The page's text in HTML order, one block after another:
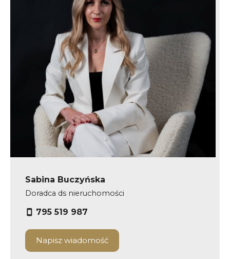
Sabina Buczyńska
Doradca ds nieruchomości
795 519 987
Napisz wiadomość